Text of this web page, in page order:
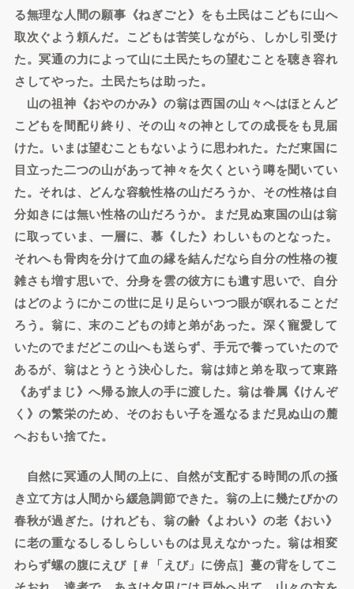
る無理な人間の願事《ねぎごと》をも土民はこどもに山へ
取次ぐよう頼んだ。こどもは苦笑しながら、しかし引受け
た。冥通の力によって山に土民たちの望むことを聴き容れ
さしてやった。土民たちは助った。
山の祖神《おやのかみ》の翁は西国の山々へはほとんど
こどもを間配り終り、その山々の神としての成長をも見届
けた。いまは望むこともないように思われた。ただ東国に
目立った二つの山があって神々を欠くという噂を聞いてい
た。それは、どんな容貌性格の山だろうか、その性格は自
分如きには無い性格の山だろうか。まだ見ぬ東国の山は翁
に取っていま、一層に、慕《した》わしいものとなった。
それへも骨肉を分けて血の縁を結んだなら自分の性格の複
雑さも増す思いで、分身を雲の彼方にも遺す思いで、自分
はどのようにかこの世に足り足らいつつ眼が瞑れることだ
ろう。翁に、末のこどもの姉と弟があった。深く寵愛して
いたのでまだどこの山へも送らず、手元で養っていたので
あるが、翁はとうとう決心した。翁は姉と弟を取って東路
《あずまじ》へ帰る旅人の手に渡した。翁は眷属《けんぞ
く》の繁栄のため、そのおもい子を遥なるまだ見ぬ山の麓
へおもい捨てた。
自然に冥通の人間の上に、自然が支配する時間の爪の掻
き立て方は人間から緩急調節できた。翁の上に幾たびかの
春秋が過ぎた。けれども、翁の齢《よわい》の老《おい》
に老の重なるしるしらしいものは見えなかった。翁は相変
わらず螺の腹にえび［＃「えび」に傍点］蔓の背をしてこ